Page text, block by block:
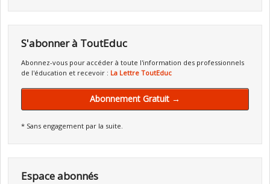
S'abonner à ToutEduc
Abonnez-vous pour accéder à toute l'information des professionnels
de l'éducation et recevoir : La Lettre ToutEduc
Abonnement Gratuit →
* Sans engagement par la suite.
Espace abonnés